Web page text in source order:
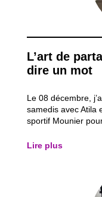
L’art de
dire un mot
Le 08 décembre,
samedis avec Atila
sportif Mounier
et elle s’y connaît
Lire plus